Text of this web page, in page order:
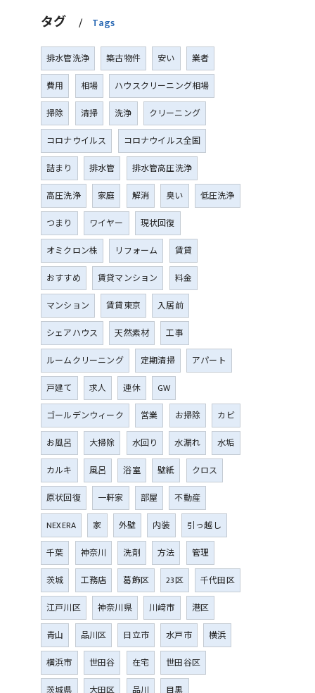
タグ Tags
排水管洗浄 築古物件 安い
業者
費用
相場
ハウスクリーニング相場
掃除
清掃 洗浄
クリーニング
コロナウイルス
コロナウイルス全国
詰まり
排水管
排水管高圧洗浄
高圧洗浄
家庭 解消 臭い
低圧洗浄
つまり
ワイヤー
現状回復
オミクロン株
リフォーム
賃貸
おすすめ
賃貸マンション
料金
マンション
賃貸東京
入居前
シェアハウス
天然素材
工事
ルームクリーニング
定期清掃
アパート
戸建て
求人 連休
GW
ゴールデンウィーク
営業 お掃除
カビ
お風呂
大掃除 水回り 水漏れ
水垢
カルキ
風呂 浴室 壁紙
クロス
原状回復
一軒家 部屋
不動産
NEXERA
家 外壁 内装
引っ越し
千葉
神奈川 洗剤 方法
管理
茨城
工務店 葛飾区 23区
千代田区
江戸川区
神奈川県 川﨑市
港区
青山
品川区 日立市 水戸市
横浜
横浜市
世田谷 在宅
世田谷区
茨城県
大田区 品川 目黒